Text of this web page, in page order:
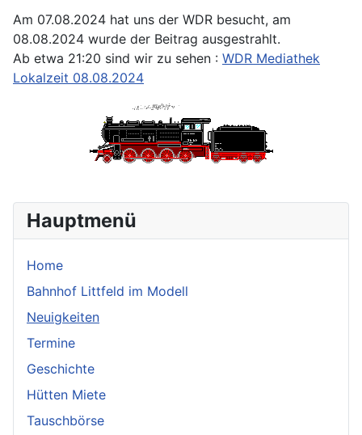
Am 07.08.2024 hat uns der WDR besucht, am
08.08.2024 wurde der Beitrag ausgestrahlt.
Ab etwa 21:20 sind wir zu sehen : WDR Mediathek
Lokalzeit 08.08.2024
Hauptmenü
Home
Bahnhof Littfeld im Modell
Neuigkeiten
Termine
Geschichte
Hütten Miete
Tauschbörse